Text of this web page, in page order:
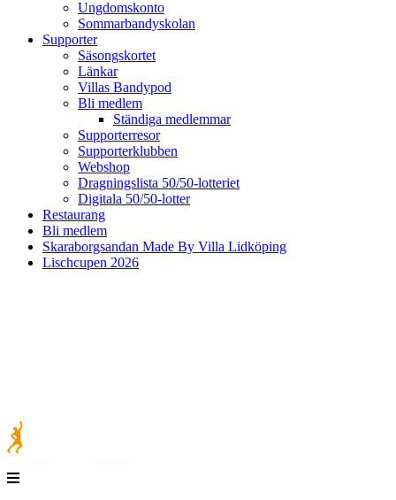
Ungdomskonto
Sommarbandyskolan
Supporter
Säsongskortet
Länkar
Villas Bandypod
Bli medlem
Ständiga medlemmar
Supporterresor
Supporterklubben
Webshop
Dragningslista 50/50-lotteriet
Digitala 50/50-lotter
Restaurang
Bli medlem
Skaraborgsandan Made By Villa Lidköping
Lischcupen 2026